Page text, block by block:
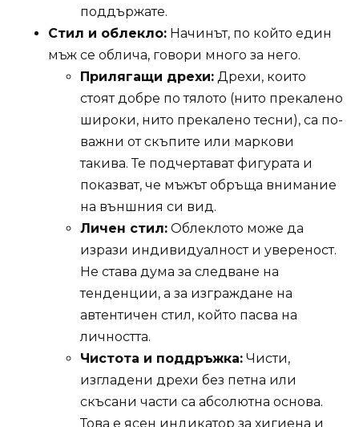
поддържате.
Стил и облекло: Начинът, по който един
мъж се облича, говори много за него.
Прилягащи дрехи: Дрехи, които
стоят добре по тялото (нито прекалено
широки, нито прекалено тесни), са по-
важни от скъпите или маркови
такива. Те подчертават фигурата и
показват, че мъжът обръща внимание
на външния си вид.
Личен стил: Облеклото може да
изрази индивидуалност и увереност.
Не става дума за следване на
тенденции, а за изграждане на
автентичен стил, който пасва на
личността.
Чистота и поддръжка: Чисти,
изгладени дрехи без петна или
скъсани части са абсолютна основа.
Това е ясен индикатор за хигиена и